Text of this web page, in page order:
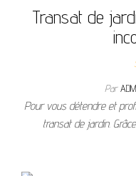
Transat de
Par
Pour vous détendre et
transat de jardin.